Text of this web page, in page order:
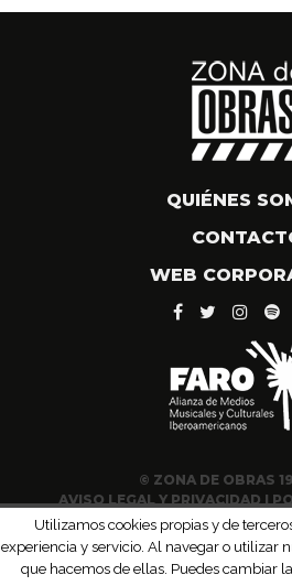
QUIÉNES
WEB
© ZONA DE OBRAS
AVISO LEGAL Y PRIVACIDAD|
Utilizamos cookies propias y de
experiencia y servicio. Al navegar o utilizar
que hacemos de ellas. Puedes cambiar